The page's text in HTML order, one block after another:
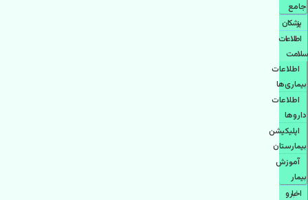
جامع
پزشكان
اطلاعات
سلامت
اطلاعات
بیماری‌ها
اطلاعات
دارو‌ها
اپليكيشن
بيمارستان
آموزش
بیمار
اخبار و